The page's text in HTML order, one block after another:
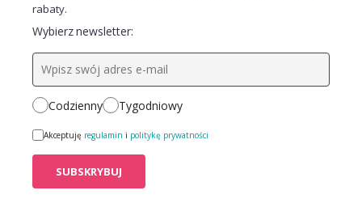
rabaty.
Wybierz newsletter:
Codzienny Tygodniowy
Akceptuję regulamin i politykę prywatności